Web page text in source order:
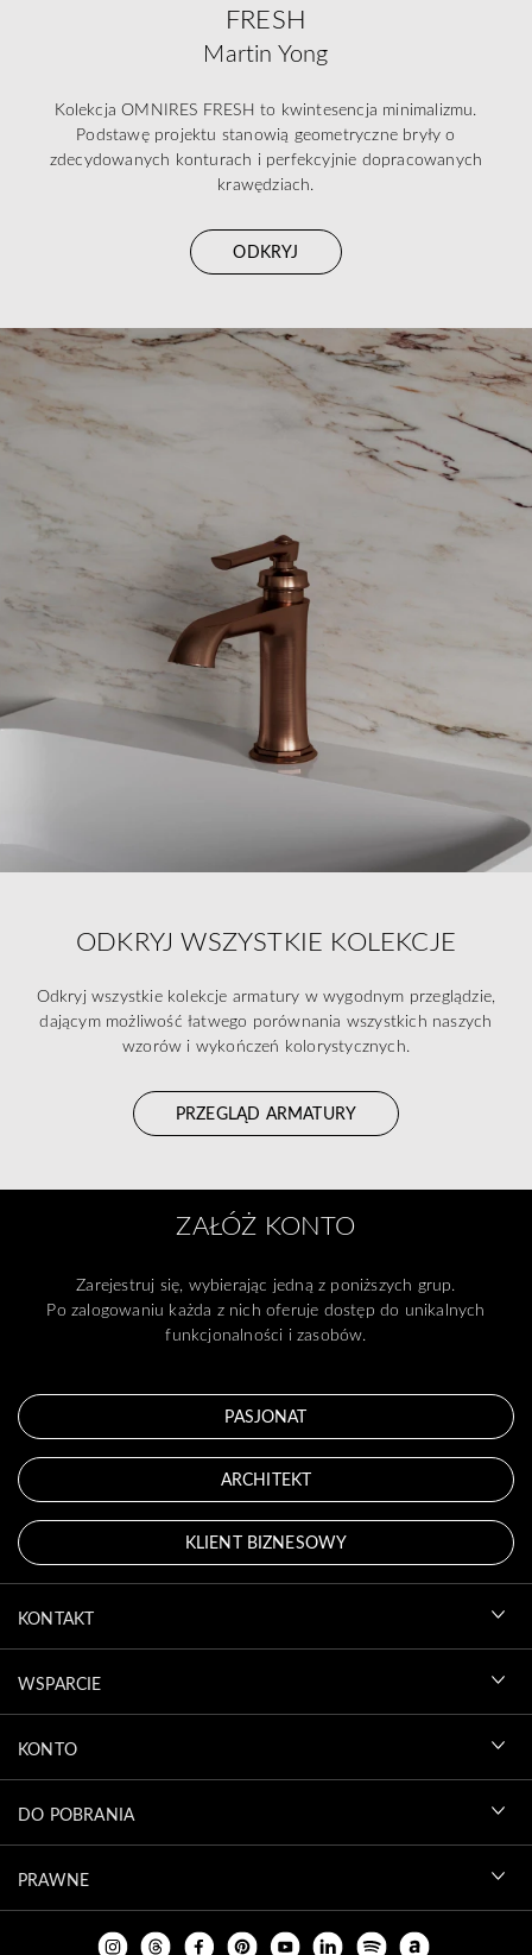
FRESH
Martin Yong
Kolekcja OMNIRES FRESH to kwintesencja minimalizmu.
Podstawę projektu stanowią geometryczne bryły o
zdecydowanych konturach i perfekcyjnie dopracowanych
krawędziach.
ODKRYJ
ODKRYJ WSZYSTKIE KOLEKCJE
Odkryj wszystkie kolekcje armatury w wygodnym przeglądzie,
dającym możliwość łatwego porównania wszystkich naszych
wzorów i wykończeń kolorystycznych.
PRZEGLĄD ARMATURY
ZAŁÓŻ KONTO
Zarejestruj się, wybierając jedną z poniższych grup.
Po zalogowaniu każda z nich oferuje dostęp do unikalnych
funkcjonalności i zasobów.
PASJONAT
ARCHITEKT
KLIENT BIZNESOWY
KONTAKT
WSPARCIE
KONTO
DO POBRANIA
PRAWNE